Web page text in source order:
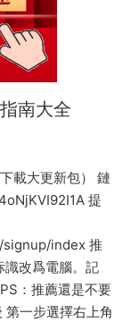
南大全
載大更新包） 鏈
提
index 推
識改爲電腦。記
：推薦還是不要
第一步選擇右上角